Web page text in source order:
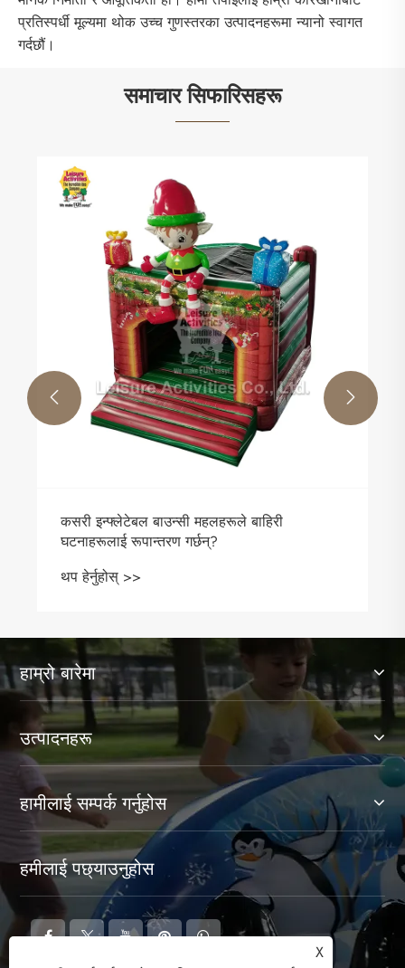
प्रतिस्पर्धी मूल्यमा थोक उच्च गुणस्तरका उत्पादनहरूमा न्यानो स्वागत
गर्दछौं।
समाचार सिफारिसहरू
कसरी इन्फ्लेटेबल बाउन्सी महलहरूले बाहिरी
घटनाहरूलाई रूपान्तरण गर्छन्?
थप हेर्नुहोस् >>
 
हाम्रो बारेमा
उत्पादनहरू
हामीलाई सम्पर्क गर्नुहोस
हमीलाई पछ्याउनुहोस
X